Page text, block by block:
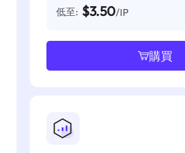
低至: $3.50/IP
購買